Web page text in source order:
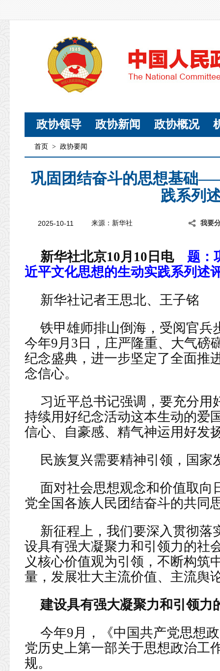
政协领导 政协新闻 政协概况
首页 > 政协要闻
巩固团结奋斗的思想基础
践系列
2025-10-11 来源：新华社 我要
新华社北京10月10日电 题：
近平文化思想的生动实践系列述
新华社记者王思北、王子铭
铁甲雄师排山倒海，受阅官兵
今年9月3日，庄严隆重、大气磅
纪念盛典，进一步坚定了全面推
念信心。
习近平总书记强调，要充分用
持续用好纪念活动这本生动的爱
信心、自豪感、精气神运用好发
民族复兴需要精神引领，国家
面对社会思想观念和价值取向
党全国各族人民团结奋斗的共同
新征程上，我们要深入贯彻落
设具有强大凝聚力和引领力的社
义核心价值观为引领，不断构筑
量，发展壮大主流价值、主流舆
建设具有强大凝聚力和引领力
今年9月，《中国共产党思想
党历史上第一部关于思想政治工
规。